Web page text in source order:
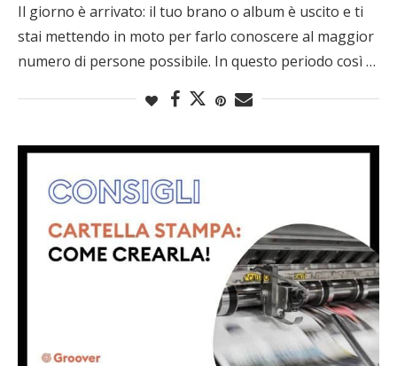
Il giorno è arrivato: il tuo brano o album è uscito e ti
stai mettendo in moto per farlo conoscere al maggior
numero di persone possibile. In questo periodo così …